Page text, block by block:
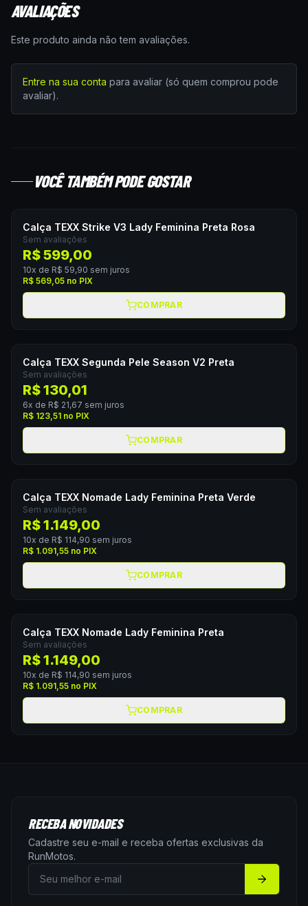
AVALIAÇÕES
Este produto ainda não tem avaliações.
Entre na sua conta para avaliar (só quem comprou pode
avaliar).
VOCÊ TAMBÉM PODE GOSTAR
Calça TEXX Strike V3 Lady Feminina Preta Rosa
Sem avaliações
R$ 599,00
10x de R$ 59,90 sem juros
R$ 569,05 no PIX
COMPRAR
Calça TEXX Segunda Pele Season V2 Preta
Sem avaliações
R$ 130,01
6x de R$ 21,67 sem juros
R$ 123,51 no PIX
COMPRAR
Calça TEXX Nomade Lady Feminina Preta Verde
Sem avaliações
R$ 1.149,00
10x de R$ 114,90 sem juros
R$ 1.091,55 no PIX
COMPRAR
Calça TEXX Nomade Lady Feminina Preta
Sem avaliações
R$ 1.149,00
10x de R$ 114,90 sem juros
R$ 1.091,55 no PIX
COMPRAR
RECEBA NOVIDADES
Cadastre seu e-mail e receba ofertas exclusivas da
RunMotos.